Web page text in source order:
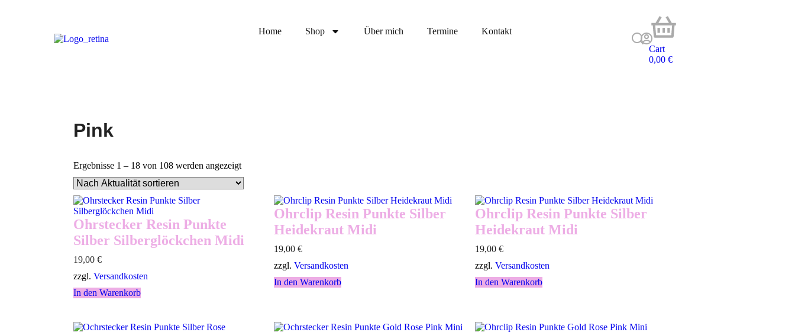
Home Shop Über mich Termine
Kontakt
Cart
0,00 €
Pink
Ergebnisse 1 – 18 von 108 werden angezeigt
Ohrstecker Resin Punkte
Silber Silberglöckchen Midi
19,00 €
zzgl. Versandkosten
In den Warenkorb
Ohrclip Resin Punkte Silber
Heidekraut Midi
19,00€
zzgl.Versandkosten
In den Warenkorb
Ohrclip Resin Punkte Silber
Heidekraut Midi
19,00 €
zzgl. Versandkosten
In den Warenkorb